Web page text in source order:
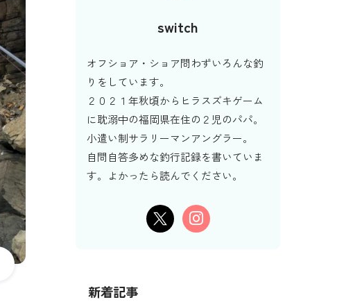
switch
オフショア・ショア問わずいろんな釣
りをしています。
２０２１年秋頃からヒラスズキゲーム
に耽溺中の福岡県在住の２児のパパ。
小遣い制サラリーマンアングラー。
自問自答多めな釣行記録を書いていま
す。よかったら読んでください。
新着記事